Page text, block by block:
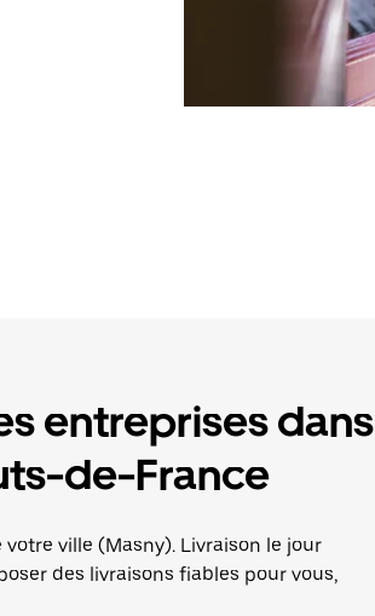
entreprises dans
de-France
ville (Masny). Livraison le jour
des livraisons fiables pour vous,